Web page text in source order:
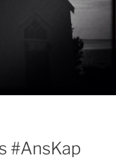
#AnsKap